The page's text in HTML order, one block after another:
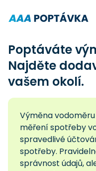
Poptáváte
Najděte
vašem okolí.
Výměna
měření spotřeby
spravedlivé
spotřeby.
správnost údajů,